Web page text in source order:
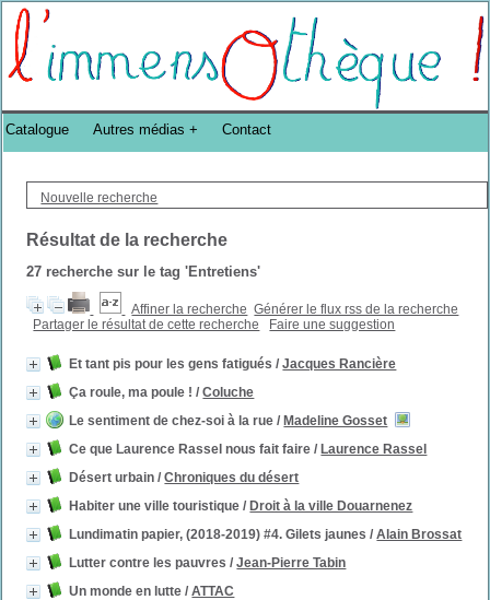
Bibliothèque DoucheFLUX Bibliotheek -->
Nouvelle recherche
Résultat de la recherche
27 recherche sur le tag'Entretiens'
Affiner la recherche Générer le flux rss de la recherche
Partager le résultat de cette recherche
Faire une suggestion
Et tant pis pour les gens fatigués /Jacques Rancière
Ça roule, ma poule ! /Coluche
Le sentiment de chez-soi à la rue / Madeline Gosset
Ce que Laurence Rassel nous fait faire / Laurence Rassel
Désert urbain /Chroniques du désert
Habiter une ville touristique / Droit à la ville Douarnenez
Lundimatin papier, (2018-2019) #4. Gilets jaunes /Alain Brossat
Lutter contre les pauvres /Jean-Pierre Tabin
Un monde en lutte /ATTAC
Catalogue Autres médias Contact